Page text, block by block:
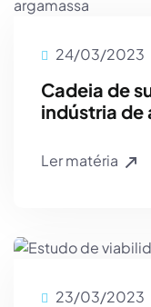
24/03/2023
Cadeia de
indústria de
Ler matéria
23/03/2023